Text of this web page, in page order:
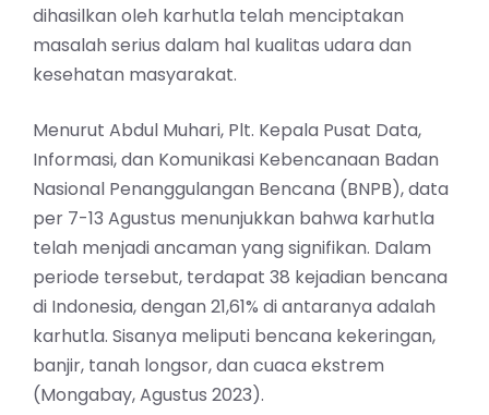
dihasilkan oleh karhutla telah menciptakan
masalah serius dalam hal kualitas udara dan
kesehatan masyarakat.
Menurut Abdul Muhari, Plt. Kepala Pusat Data,
Informasi, dan Komunikasi Kebencanaan Badan
Nasional Penanggulangan Bencana (BNPB), data
per 7-13 Agustus menunjukkan bahwa karhutla
telah menjadi ancaman yang signifikan. Dalam
periode tersebut, terdapat 38 kejadian bencana
di Indonesia, dengan 21,61% di antaranya adalah
karhutla. Sisanya meliputi bencana kekeringan,
banjir, tanah longsor, dan cuaca ekstrem
(Mongabay, Agustus 2023).